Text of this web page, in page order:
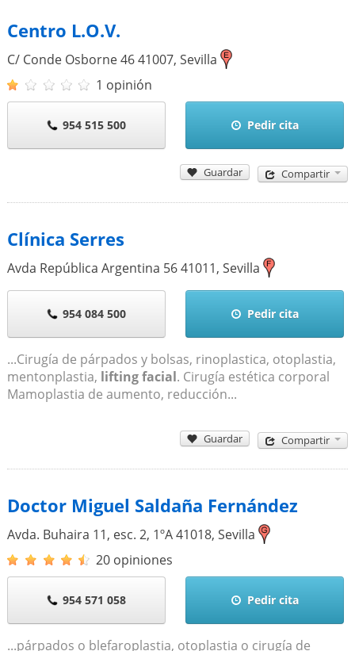
Centro L.O.V.
C/ Conde Osborne 4641007, Sevilla
1 opinión
954 515 500 Pedir cita
Guardar Compartir
Clínica Serres
Avda República Argentina 5641011, Sevilla
954 084 500 Pedir cita
...Cirugía de párpados y bolsas, rinoplastica, otoplastia,
mentonplastia, lifting facial. Cirugía estética corporal
Mamoplastia de aumento, reducción...
Guardar Compartir
Doctor Miguel Saldaña Fernández
Avda. Buhaira 11, esc. 2, 1ºA41018, Sevilla
20 opiniones
954 571 058 Pedir cita
...párpados o blefaroplastia, otoplastia o cirugía de